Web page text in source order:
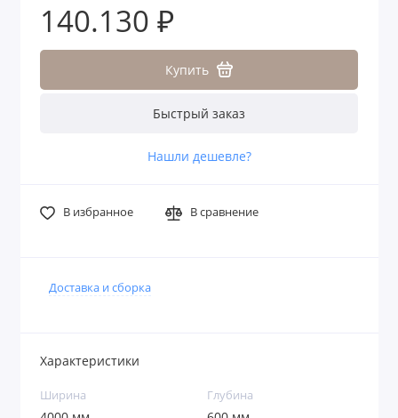
140.130 ₽
Купить
Быстрый заказ
Нашли дешевле?
В избранное В сравнение
Доставка и сборка
Характеристики
Ширина Глубина